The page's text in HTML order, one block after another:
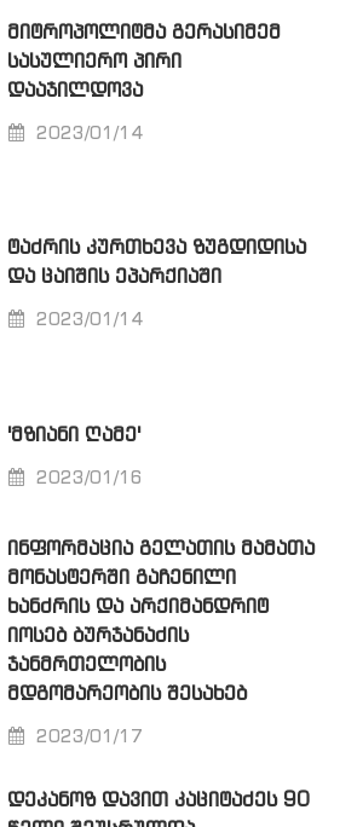
ᲛᲘᲢᲠᲝᲞᲝᲚᲘᲢᲛᲐ ᲒᲔᲠᲐᲡᲘᲛᲔᲛ
ᲡᲐᲡᲣᲚᲘᲔᲠᲝ ᲞᲘᲠᲘ
ᲓᲐᲐᲯᲘᲚᲓᲝᲕᲐ
2023/01/14
ᲢᲐᲫᲠᲘᲡ ᲙᲣᲠᲗᲮᲔᲕᲐ ᲖᲣᲒᲓᲘᲓᲘᲡᲐ
ᲓᲐ ᲪᲐᲘᲨᲘᲡ ᲔᲞᲐᲠᲥᲘᲐᲨᲘ
2023/01/14
'ᲛᲖᲘᲐᲜᲘ ᲦᲐᲛᲔ'
2023/01/16
ᲘᲜᲤᲝᲠᲛᲐᲪᲘᲐ ᲒᲔᲚᲐᲗᲘᲡ ᲛᲐᲛᲐᲗᲐ
ᲛᲝᲜᲐᲡᲢᲔᲠᲨᲘ ᲒᲐᲩᲔᲜᲘᲚᲘ
ᲮᲐᲜᲫᲠᲘᲡ ᲓᲐ ᲐᲠᲥᲘᲛᲐᲜᲓᲠᲘᲢ
ᲘᲝᲡᲔᲑ ᲑᲣᲠᲯᲐᲜᲐᲫᲘᲡ
ᲯᲐᲜᲛᲠᲗᲔᲚᲝᲑᲘᲡ
ᲛᲓᲒᲝᲛᲐᲠᲔᲝᲑᲘᲡ ᲨᲔᲡᲐᲮᲔᲑ
2023/01/17
ᲓᲔᲙᲐᲜᲝᲖ ᲓᲐᲕᲘᲗ ᲙᲐᲪᲘᲢᲐᲫᲔᲡ 90